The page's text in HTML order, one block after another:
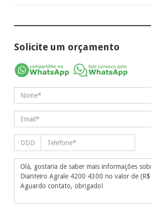
Solicite um orçamento